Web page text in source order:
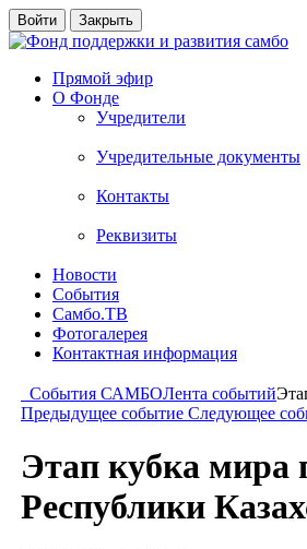
Прямой эфир
О Фонде
Учредители
Учредительные документы
Контакты
Реквизиты
Новости
События
Самбо.ТВ
Фотогалерея
Контактная информация
События САМБОЛента событий
Предыдущее событие Следующее
Этап кубка мира
Республики